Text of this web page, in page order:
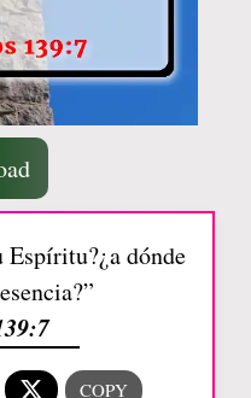
Espíritu?¿a dónde